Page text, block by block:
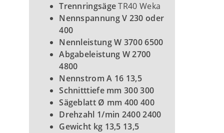
TrennringsägeTR40 Weka
Nennspannung V 230 oder
400
Nennleistung W 3700 6500
Abgabeleistung W 2700
4800
Nennstrom A 16 13,5
Schnitttiefe mm 300 300
Sägeblatt Ø mm 400 400
Drehzahl 1/min 2400 2400
Gewicht kg 13,5 13,5